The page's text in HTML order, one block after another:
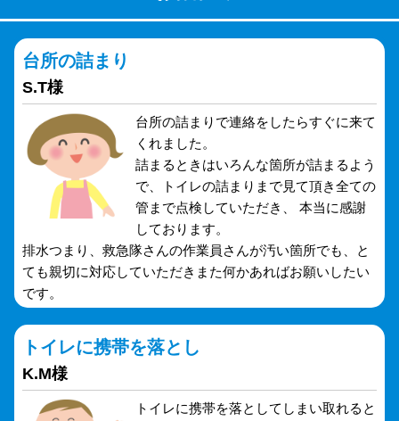
台所の詰まり
S.T様
台所の詰まりで連絡をしたらすぐに来て
くれました。
詰まるときはいろんな箇所が詰まるよう
で、トイレの詰まりまで見て頂き全ての
管まで点検していただき、 本当に感謝
しております。
排水つまり、救急隊さんの作業員さんが汚い箇所でも、と
ても親切に対応していただきまた何かあればお願いしたい
です。
トイレに携帯を落とし
K.M様
トイレに携帯を落としてしまい取れると